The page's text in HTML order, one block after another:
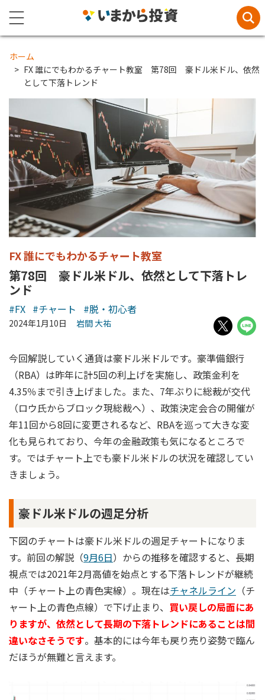
ホーム
FX 誰にでもわかるチャート教室 第78回 豪ドル米ドル、依然
として下落トレンド
FX 誰にでもわかるチャート教室
第78回 豪ドル米ドル、依然として下落トレ
ンド
#FX #チャート #脱・初心者
2024年1月10日 岩間 大祐
今回解説していく通貨は豪ドル米ドルです。豪準備銀行
（RBA）は昨年に計5回の利上げを実施し、政策金利を
4.35％まで引き上げました。また、7年ぶりに総裁が交代
（ロウ氏からブロック現総裁へ）、政策決定会合の開催が
年11回から8回に変更されるなど、RBAを巡って大きな変
化も見られており、今年の金融政策も気になるところで
す。ではチャート上でも豪ドル米ドルの状況を確認してい
きましょう。
豪ドル米ドルの週足分析
下図のチャートは豪ドル米ドルの週足チャートになりま
す。前回の解説（9月6日）からの推移を確認すると、長期
視点では2021年2月高値を始点とする下落トレンドが継続
中（チャート上の青色実線）。現在はチャネルライン （チ
ャート上の青色点線）で下げ止まり、 買い戻しの局面にあ
りますが、依然として長期の下落トレンドにあることは間
違いなさそうです。基本的には今年も戻り売り姿勢で臨ん
だほうが無難と言えます。